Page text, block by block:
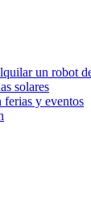
un robot
solares
ferias y eventos